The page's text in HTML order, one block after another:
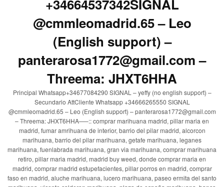
+34664537342SIGNAL
@cmmleomadrid.65 – Leo
(English support) –
panterarosa1772@gmail.com –
Threema: JHXT6HHA
Principal Whatsapp+34677084290 SIGNAL – yeffy (no english support) –
Secundario AttCliente Whatsapp +34666265550 SIGNAL
@cmmleomadrid.65 – Leo (English support) – panterarosa1772@gmail.com
– Threema: JHXT6HHA—–:: comprar marihuana madrid, pillar maria en
madrid, fumar amrihuana de interior, barrio del pilar madrid, alcorcon
marihuana, barrio del pilar marihuana, getafe marihuana, leganes
marihuana, fuenlabrada marihuana, gran via marihuana, comprar marihuana
retiro, pillar maria madrid, madrid buy weed, donde comprar maria en
madrid, comprar madrid estupefacientes, pillar porros en madrid, comprar
faso en madrid, aluche marihuana, lucero marihuana, paseo ermita del santo